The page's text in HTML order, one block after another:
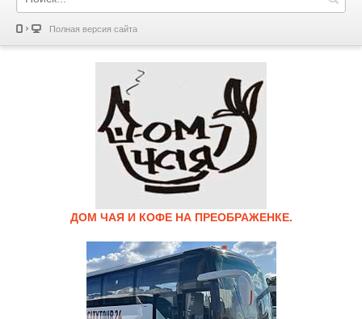
Полная версия сайта
ДОМ ЧАЯ И КОФЕ НА ПРЕОБРАЖЕНКЕ.